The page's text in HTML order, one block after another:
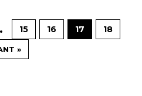
15 16 17
18
»